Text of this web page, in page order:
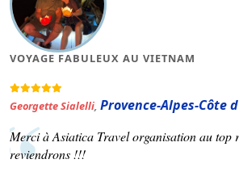
VOYAGE FABULEUX AU VIETNAM
Georgette Sialelli, Provence-Alpes-Côte
Merci à Asiatica Travel organisation au top
reviendrons !!!